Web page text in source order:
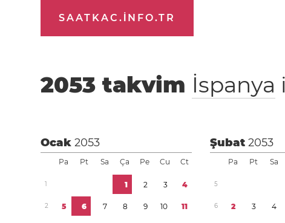
SAATKAC.INFO.TR
2053 takvim İspanya
Ocak2053
Pa Pt Sa Ça Pe Cu Ct
1 1 2 3 4
2 5 6 7 8 9 10 11
Şubat2053
Pa Pt Sa
5
6 2 3 4